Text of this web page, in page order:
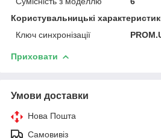
Користувальницькі
Ключ синхронізації
Приховати
Умови доставки
Нова Пошта
Самовивіз